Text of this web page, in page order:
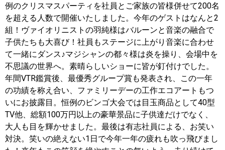
例のクリスマスパーティを社員とご家族の皆様併せて200名
を超える人数で開催いたしました。今年のゲストはなんと2
組！ヴァイオリニストの羽純様はバルーンと音楽の融合で
子供たちも大喜び！社員もステージに上がり音楽に合わせ
て一緒にダンス♪マジシャンの都々様は炎を操り、会場中を
不思議の世界へ。素晴らしいショーに皆が釘付けでした。
年間VTR鑑賞後、最優秀グループ賞も発表され、この一年
の功績を称え合い、ファミリーデーの工作エコアートもつ
いにお披露目。恒例のビンゴ大会では目玉商品として40型
TV他、総額100万円以上の豪華景品に子供達だけでなく、
大人も目を輝かせました。最後は有志社員による、お笑い
対決。笑いの絶えない1日で今年一年の疲れも吹っ飛びまし